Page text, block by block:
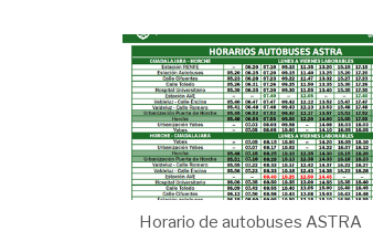
Horario de autobuses ASTRA